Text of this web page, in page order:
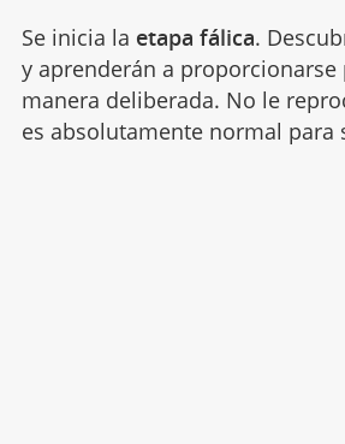
Se inicia la etapa fálica.
y aprenderán a proporcionarse
manera deliberada. No le
es absolutamente normal para